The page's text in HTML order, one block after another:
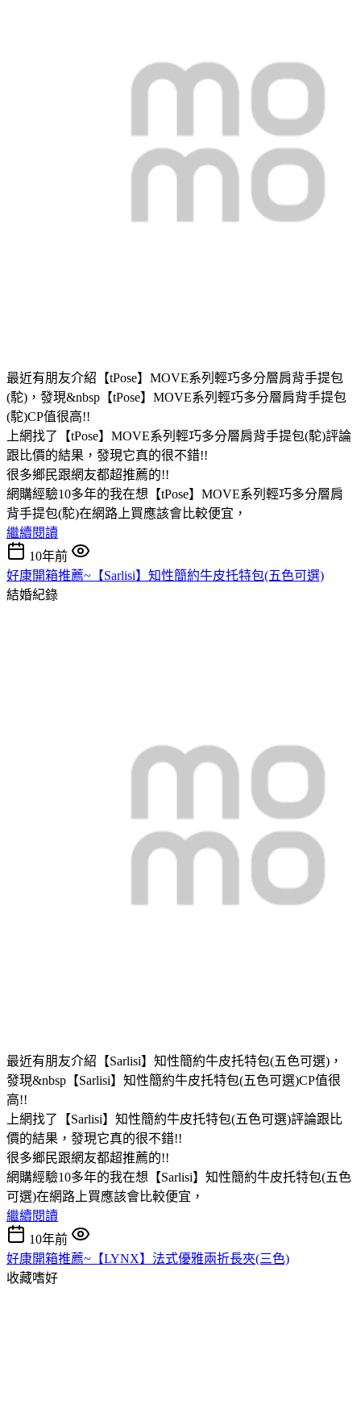
最近有朋友介紹【tPose】MOVE系列輕巧多分層肩背手提包
(駝)，發現&nbsp【tPose】MOVE系列輕巧多分層肩背手提包
(駝)CP值很高!!
上網找了【tPose】MOVE系列輕巧多分層肩背手提包(駝)評論
跟比價的結果，發現它真的很不錯!!
很多鄉民跟網友都超推薦的!!
網購經驗10多年的我在想【tPose】MOVE系列輕巧多分層肩
背手提包(駝)在網路上買應該會比較便宜，
繼續閱讀
10年前
好康開箱推薦~【Sarlisi】知性簡約牛皮托特包(五色可選)
結婚紀錄
最近有朋友介紹【Sarlisi】知性簡約牛皮托特包(五色可選)，
發現&nbsp【Sarlisi】知性簡約牛皮托特包(五色可選)CP值很
高!!
上網找了【Sarlisi】知性簡約牛皮托特包(五色可選)評論跟比
價的結果，發現它真的很不錯!!
很多鄉民跟網友都超推薦的!!
網購經驗10多年的我在想【Sarlisi】知性簡約牛皮托特包(五色
可選)在網路上買應該會比較便宜，
繼續閱讀
10年前
好康開箱推薦~【LYNX】法式優雅兩折長夾(三色)
收藏嗜好